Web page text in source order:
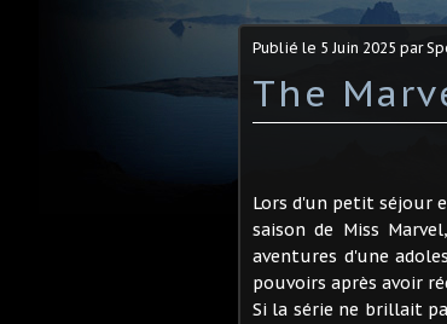
Publié le 5 Juin 2025 par
The
Lors d'un petit séjour
saison de Miss
aventures d'une
pouvoirs après avoir
Si la série ne brillait